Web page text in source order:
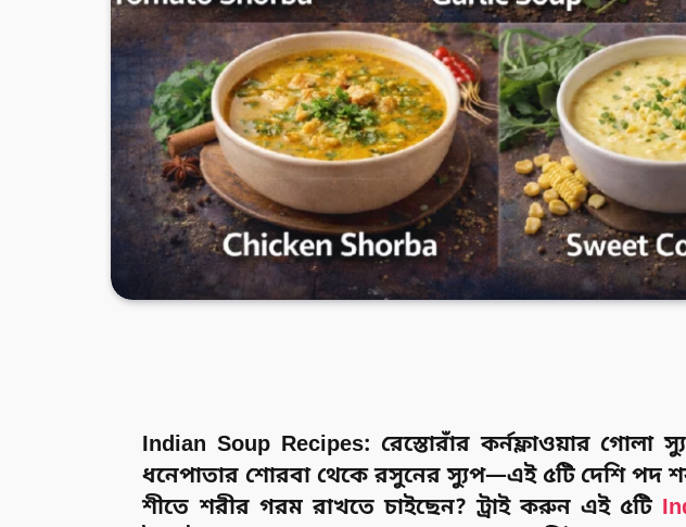
Indian Soup Recipes: রেস্তোরাঁর কর্নফ্লাওয়ার গোলা
ধনেপাতার শোরবা থেকে রসুনের স্যুপ—এই ৫টি দেশি পদ
শীতে শরীর গরম রাখতে চাইছেন? ট্রাই করুন এই ৫টি